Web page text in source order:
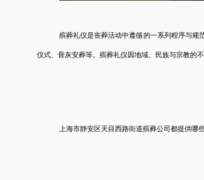
殡葬礼仪是丧葬活动中遵循的一系列程序与规
仪式、骨灰安葬等。殡葬礼仪因地域、民族与宗教的
上海市静安区天目西路街道殡葬公司都提供哪